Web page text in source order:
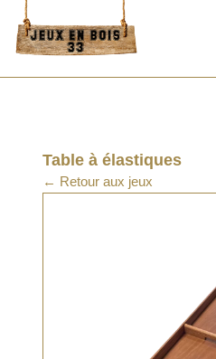
Aller
contenu
Table à élastiques
← Retour aux jeux